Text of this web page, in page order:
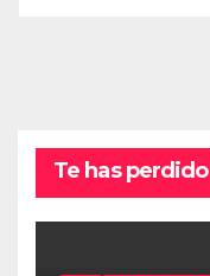
Te has perdido